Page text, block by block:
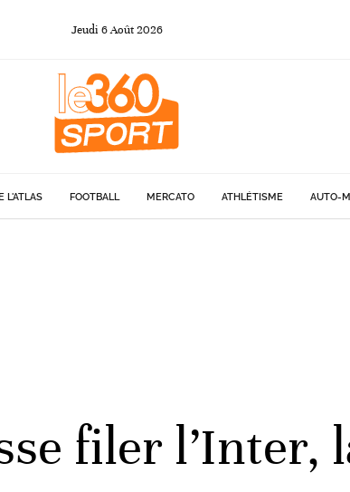
Jeudi 6Août 2026
L'ATLAS FOOTBALL MERCATO ATHLÉTISME AUTO-
filer l’Inter,